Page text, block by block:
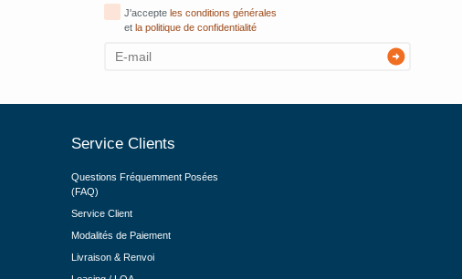
J'accepteles conditions générales
etla politique de confidentialité
Service Clients
Questions Fréquemment Posées
(FAQ)
Service Client
Modalités de Paiement
Livraison & Renvoi